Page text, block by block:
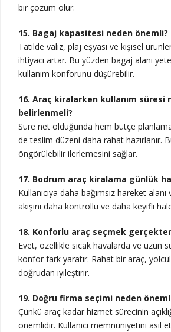
bir çözüm olur.
15. Bagaj kapasitesi neden önemli?
Tatilde valiz, plaj eşyası ve kişisel
ihtiyacı artar. Bu yüzden bagaj alanı
kullanım konforunu düşürebilir.
16. Araç kiralarken kullanım süresi
belirlenmeli?
Süre net olduğunda hem bütçe
de teslim düzeni daha rahat hazırlanır.
öngörülebilir ilerlemesini sağlar.
17. Bodrum araç kiralama günlük
Kullanıcıya daha bağımsız hareket
akışını daha kontrollü ve daha keyifli
18. Konforlu araç seçmek
Evet, özellikle sıcak havalarda ve uzun
konfor fark yaratır. Rahat bir araç,
doğrudan iyileştirir.
19. Doğru firma seçimi neden
Çünkü araç kadar hizmet sürecinin
önemlidir. Kullanıcı memnuniyetini asıl